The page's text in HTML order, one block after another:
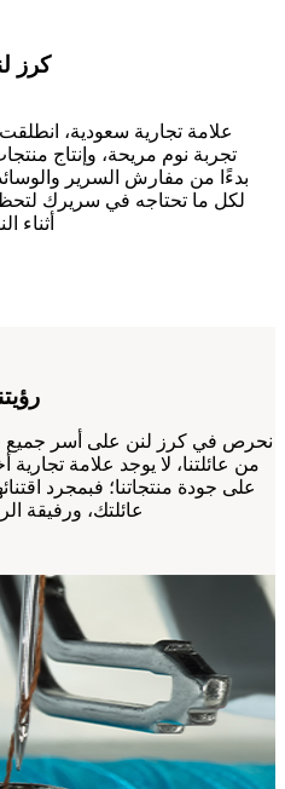
كرز
تجربة نوم مريحة، وإنتاج
بدءًا من مفارش السرير
لكل ما تحتاجه في سريرك
أثناء
نحرص في كرز لنن على أسر جميع
من عائلتنا، لا يوجد علامة
على جودة منتجاتنا؛ فبمجرد
عائلتك، ورفيقة